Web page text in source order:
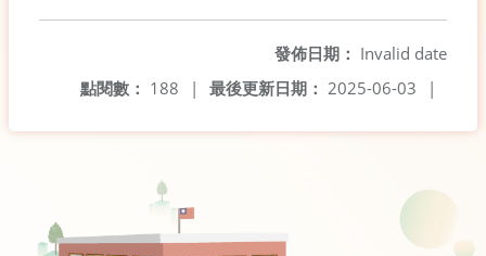
發佈日期： Invalid date
最後更新日期： 2025-06-03 |
點閱數： 188 |